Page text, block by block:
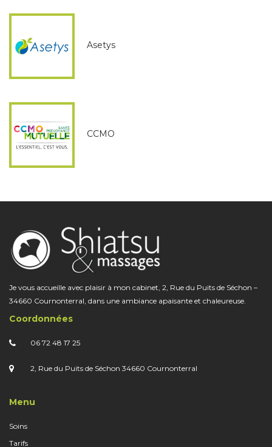
Asetys
CCMO
Je vous accueille avec plaisir à mon cabinet, 2, Rue du Puits de Séchon –
34660 Cournonterral, dans une ambiance apaisante et chaleureuse.
Coordonnées
06 72 48 17 25
2, Rue du Puits de Séchon 34660 Cournonterral
Menu
Soins
Tarifs